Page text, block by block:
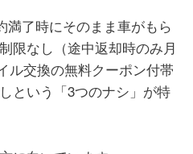
を５年契約しました。頭金な
て、月額料金もわかりやすく
。燃費もよく、小回りが効く
、初めてのカーリースを利用
する手間と費用が発生しま
向けず、トータルの維持費を
。
満了時にそのまま車がもら
限なし（途中返却時のみ月
ル交換の無料クーポン付帯
という「3つのナシ」が特